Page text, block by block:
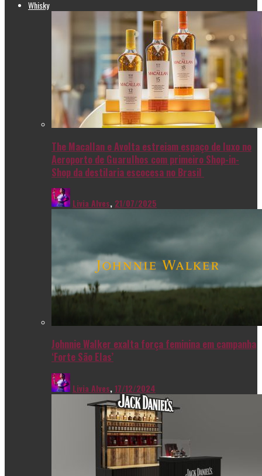
Whisky
The Macallan e Avolta estreiam espaço de luxo no
Aeroporto de Guarulhos com primeiro Shop-in-
Shop da destilaria escocesa no Brasil
Livia Alves, 21/07/2025
Johnnie Walker exalta força feminina em campanha
‘Forte São Elas’
Livia Alves,17/12/2024